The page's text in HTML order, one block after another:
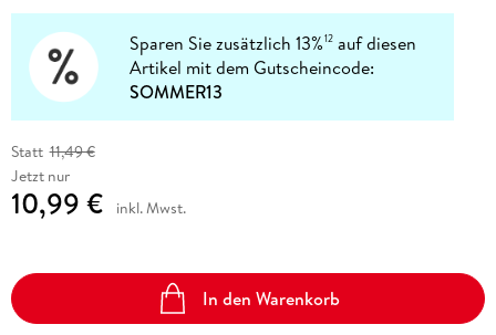
Sparen Sie zusätzlich 13%12 auf diesen
Artikel mit dem Gutscheincode:
SOMMER13
Statt 11,49 €
Jetzt nur
10,99 € inkl. Mwst.
In den Warenkorb